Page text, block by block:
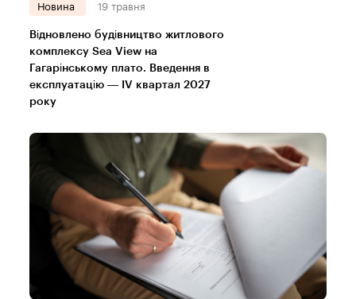
Новина 19 травня
Відновлено будівництво житлового
комплексу Sea View на
Гагарінському плато. Введення в
експлуатацію — IV квартал 2027
року